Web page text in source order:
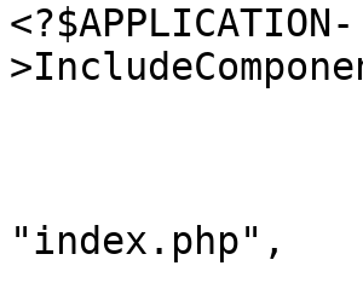
<?$APPLICATION-
"index.php",